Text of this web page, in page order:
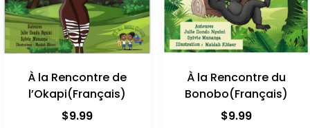
À la Rencontre de
l’Okapi(Français)
$9.99
À la Rencontre du
Bonobo(Français)
$9.99